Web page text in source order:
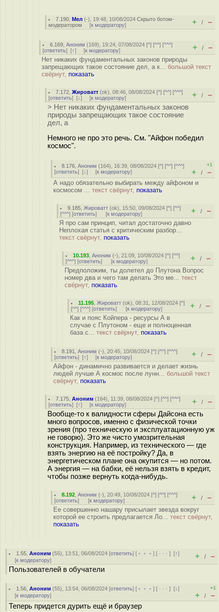
7.190 ,Мел (-), 19:48, 10/08/2024Скрыто ботом-
модератором [к модератору] + / –
6.169 ,Аноним (169), 19:24, 07/08/2024 [^] [^^] [^^^]
[ответить] [↑] [к модератору] + / –
Нет никаких фундаментальных законов природы
запрещающих такое состояние дел, а к... большой текст
свёрнут, показать
7.172 ,Жироватт (ok), 08:46, 08/08/2024 [^] [^^] [^^^]
[ответить] [↓] [к модератору] + / –
> Нет никаких фундаментальных законов
природы запрещающих такое состояние
дел, а
Немного не про это речь. См. "Айфон победил
космос".
8.176 ,Аноним (164), 16:39, 08/08/2024 [^] [^^] [^^^]
[ответить] [↓] [к модератору]
+1
+ / –
А надо обязательно выбирать между айфоном и
космосом ... текст свёрнут, показать
9.185 ,Жироватт (ok), 15:50, 09/08/2024 [^] [^^]
[^^^] [ответить] [к модератору] + / –
Я про сам принцип, читал достаточно давно
Неплохая статья с критическим разбор...
текст свёрнут, показать
10.193 ,Аноним (-), 21:09, 10/08/2024 [^] [^^]
[^^^] [ответить] [к модератору] + / –
Предположим, ты долетел до Плутона Вопрос
номер два и чего там делать Это ме... текст
свёрнут, показать
11.195 ,Жироватт (ok), 08:31, 12/08/2024 [^]
[^^] [^^^] [ответить] [к модератору] + / –
Как и пояс Койпера - ресурсы А в
случае с Плутоном - еще и полноценная
база с... текст свёрнут, показать
8.191 ,Аноним (-), 20:45, 10/08/2024 [^] [^^] [^^^]
[ответить] [↑] [к модератору] + / –
Айфон - динамично развивается и делает жизнь
людей лучше А космос после лунн... большой текст
свёрнут, показать
7.175 ,Аноним (164), 11:39, 08/08/2024 [^] [^^] [^^^]
[ответить] [↑] [к модератору] + / –
Вообще-то к валидности сферы Дайсона есть
много вопросов, именно с физической точки
зрения (про техническую и эксплуатационную уж
не говорю). Это же чисто умозрительная
конструкция. Например, из технического — где
взять энергию на её постройку? Да, в
энергетическом плане она окупится — но потом.
А энергия — на бабки, её нельзя взять в кредит,
чтобы позже вернуть когда-нибудь.
8.192 ,Аноним (-), 20:49, 10/08/2024 [^] [^^] [^^^]
[ответить] [к модератору] + / –
Ее совершенно нашару присылает звезда вокруг
которой ее строить предлагается Ло... текст свёрнут,
показать
1.55 ,Аноним (55), 13:51, 06/08/2024 [ответить] [ ﹢﹢﹢] [ · · ·][↑]
[к модератору] + / –
Пользователей в обучатели
1.56 ,Аноним (55), 13:54, 06/08/2024 [ответить] [ ﹢﹢﹢] [ · · ·][↓]
[к модератору]
+1
+ / –
Теперь придется дурить ещё и браузер